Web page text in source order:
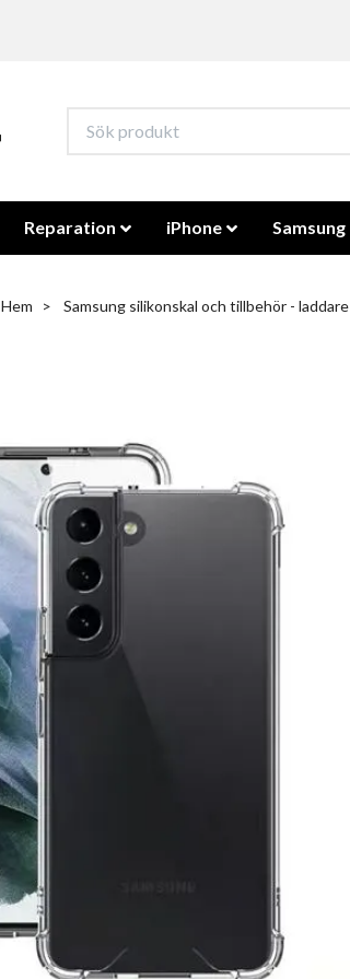
Reparation iPhone Samsung
Hem Samsung silikonskal och tillbehör - laddare